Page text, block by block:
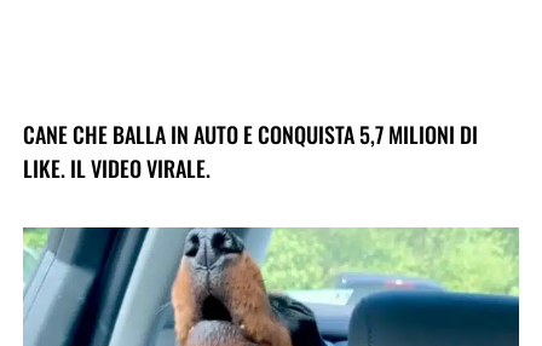
CANE CHE BALLA IN AUTO E CONQUISTA 5,7 MILIONI DI
LIKE. IL VIDEO VIRALE.